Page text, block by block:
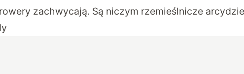
zachwycają. Są niczym rzemieślnicze